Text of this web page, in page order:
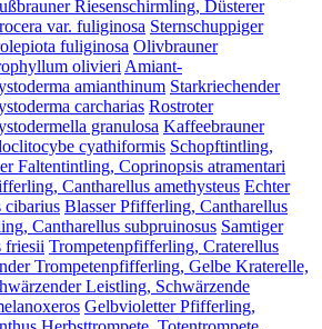
Riesenschirmling, Düsterer
var. fuliginosa Sternschuppiger
fuliginosa Olivbrauner
olivieriAmiant-
amianthinum Starkriechender
carcharias Rostroter
granulosa Kaffeebrauner
cyathiformis Schopftintling,
Faltentintling, Coprinopsis atramentari
Cantharellus amethysteus Echter
cibarius Blasser Pfifferling, Cantharellus
Cantharellus subpruinosus Samtiger
friesii Trompetenpfifferling, Craterellus
Trompetenpfifferling, Gelbe Kraterelle,
Leistling, Schwärzende
Gelbvioletter Pfifferling,